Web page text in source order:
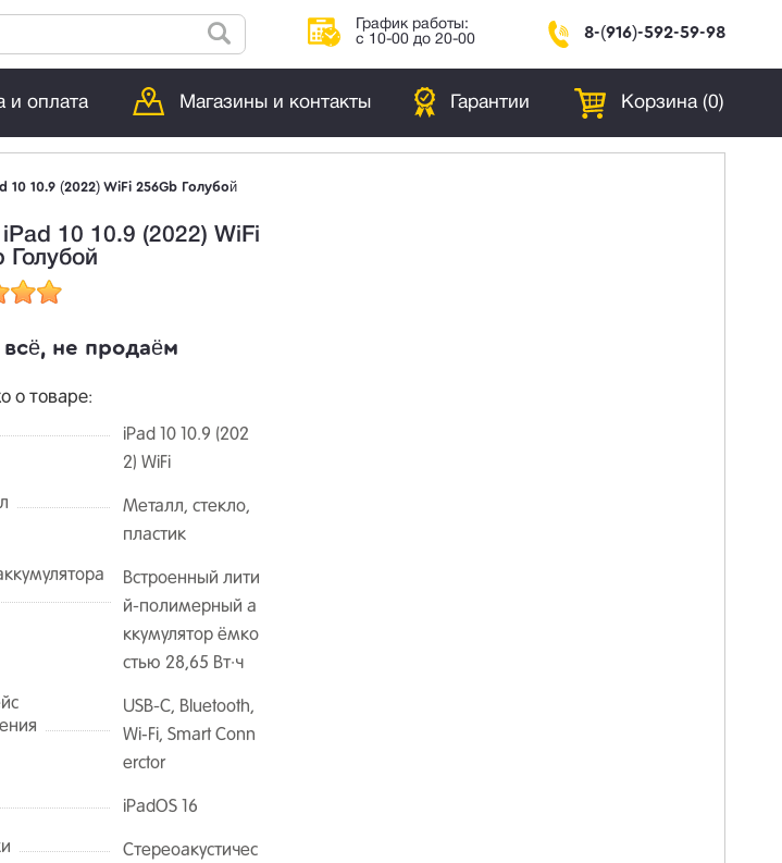
График работы:
с 10-00 до 20-00
8-(916)-592-59-98
и оплата Магазины и контакты Гарантии Корзина (0)
10 10.9 (2022) WiFi 256Gb Голубой
10 10.9 (2022) WiFi
Голубой
не продаём
о товаре:
iPad 10 10.9 (202
2) WiFi
Металл, стекло,
пластик
Встроенный лити
й-полимерный а
ккумулятор ёмко
стью 28,65 Вт∙ч
USB-C, Bluetooth,
Wi‑Fi, Smart Conn
erctor
iPadOS 16
Стереоакустичес